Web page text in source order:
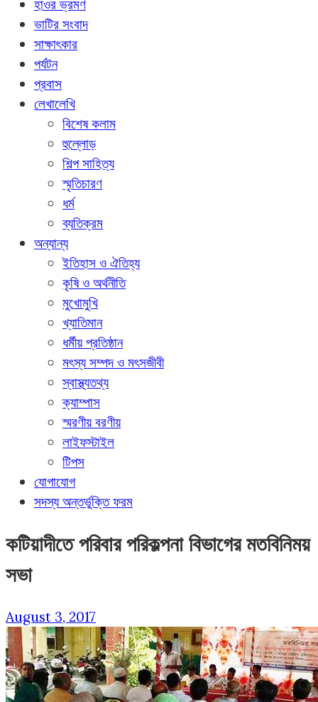
হাওর ভ্রমণ
ভাটির সংবাদ
সাক্ষাৎকার
পর্যটন
প্রবাস
লেখালেখি
বিশেষ কলাম
হুল্লোড়
শিল্প সাহিত্য
স্মৃতিচারণ
ধর্ম
ব্যতিক্রম
অন্যান্য
ইতিহাস ও ঐতিহ্য
কৃষি ও অর্থনীতি
মুখোমুখি
খ্যাতিমান
ধর্মীয় প্রতিষ্ঠান
মৎস্য সম্পদ ও মৎসজীবী
স্বাস্থ্যতথ্য
ক্যাম্পাস
স্মরণীয় বরণীয়
লাইফস্টাইল
টিপস
যোগাযোগ
সদস্য অন্তর্ভুক্তি ফরম
কটিয়াদীতে পরিবার পরিকল্পনা বিভাগের মতবিনিময়
সভা
August 3, 2017